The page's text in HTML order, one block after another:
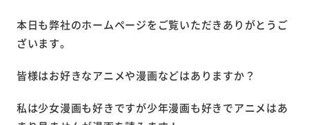
本日も弊社のホームページをご覧いただきありがとうご
ざいます。
皆様はお好きなアニメや漫画などはありますか？
私は少女漫画も好きですが少年漫画も好きでアニメはあ